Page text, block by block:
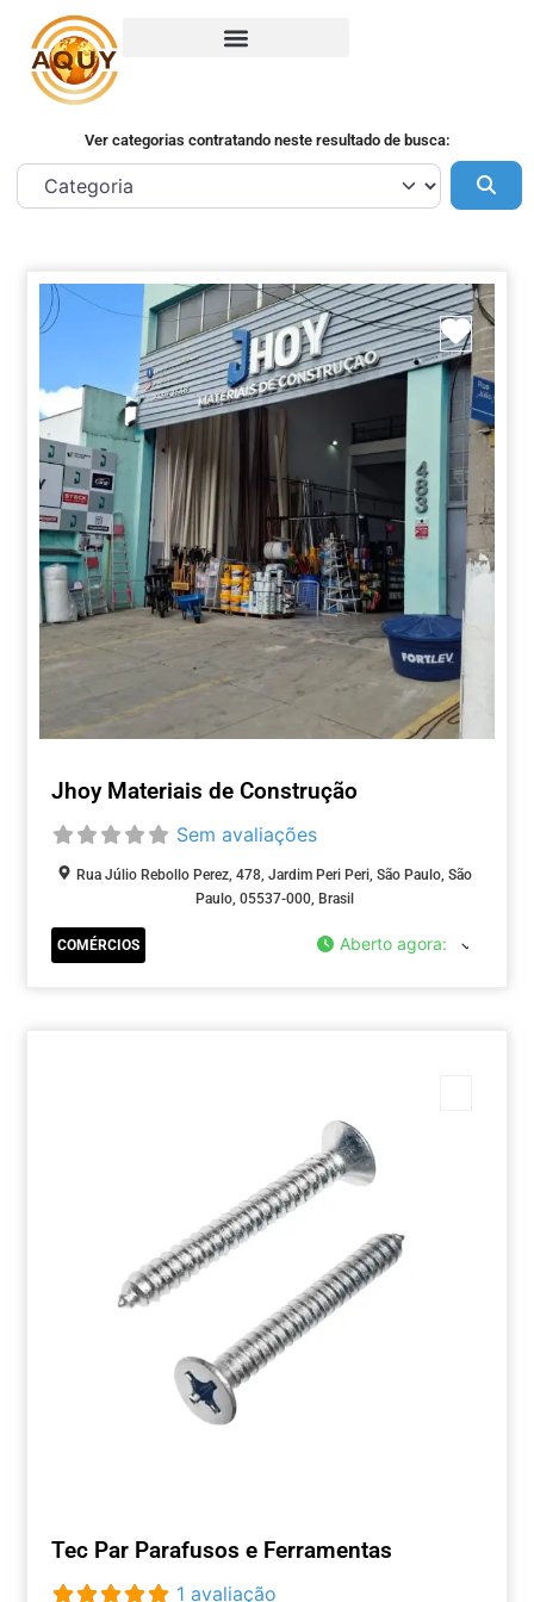
Ver categorias contratando neste resultado de busca:
Jhoy Materiais de Construção
Sem avaliações
Rua Júlio Rebollo Perez, 478, Jardim Peri Peri, São Paulo, São
Paulo, 05537-000, Brasil
COMÉRCIOS Aberto agora:
Tec Par Parafusos e Ferramentas
1 avaliação